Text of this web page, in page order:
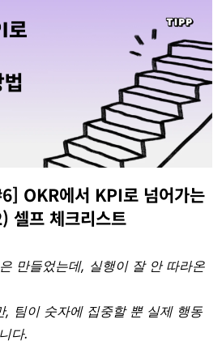
OKR에서 KPI로 넘어가는
셀프 체크리스트
만들었는데, 실행이 잘 안 따라온
, 팀이 숫자에 집중할 뿐 실제 행동
다.